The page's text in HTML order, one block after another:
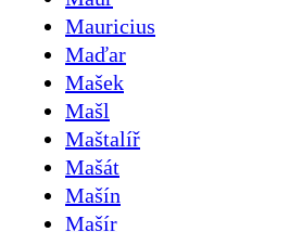
Mauricius
Maďar
Mašek
Mašl
Maštalíř
Mašát
Mašín
Mašír